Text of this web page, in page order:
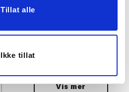
Tillat alle
Ikke tillat
VANNKANNE M/GLASS
Vis mer